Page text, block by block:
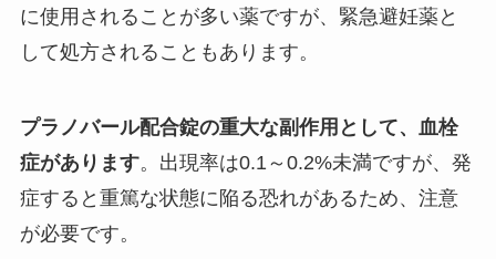
に使用されることが多い薬ですが、緊急避妊薬と
して処方されることもあります。
プラノバール配合錠の重大な副作用として、血栓
症があります。出現率は0.1～0.2%未満ですが、発
症すると重篤な状態に陥る恐れがあるため、注意
が必要です。